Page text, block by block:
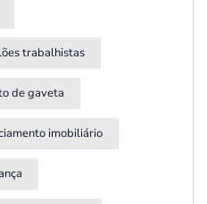
trabalhistas
de gaveta
imobiliário